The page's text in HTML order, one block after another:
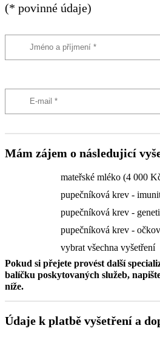
(* povinné údaje)
Mám zájem o následujicí
mateřské mléko (4 000
pupečníková krev -
pupečníková krev -
pupečníková krev -
vybrat všechna vyšetření
Pokud si přejete provést další
balíčku poskytovaných služeb,
níže.
Údaje k platbě vyšetření a